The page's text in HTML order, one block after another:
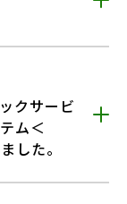
クサービ
ム＜
した。